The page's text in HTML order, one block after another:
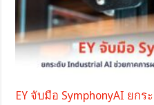
EY จับมือ SymphonyAI ยก